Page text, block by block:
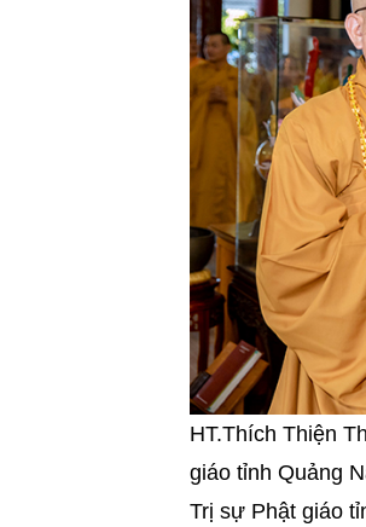
HT.Thích Thiện
giáo tỉnh Quảng
Trị sự Phật giáo